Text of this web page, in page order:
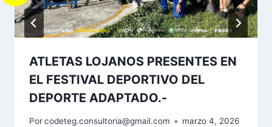
ATLETAS LOJANOS PRESENTES EN
EL FESTIVAL DEPORTIVO DEL
DEPORTE ADAPTADO.-
Porcodeteg.consultoria@gmail.com marzo 4, 2026